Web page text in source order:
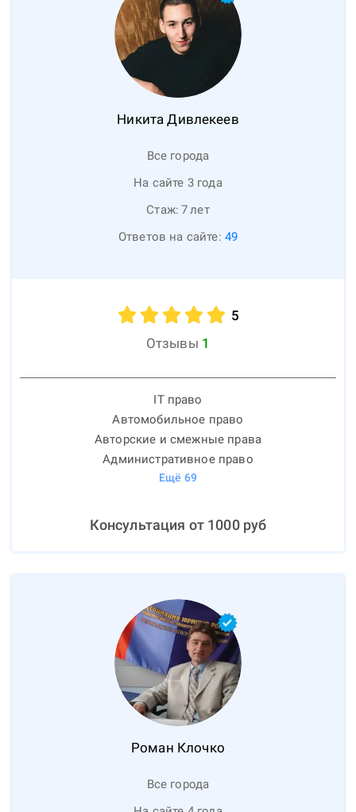
Никита Дивлекеев
Все города
На сайте 3 года
Стаж: 7лет
Ответов на сайте: 49
5
Отзывы 1
IT право
Автомобильное право
Авторские и смежные права
Административное право
Ещё 69
Консультация от 1000руб
Роман Клочко
Все города